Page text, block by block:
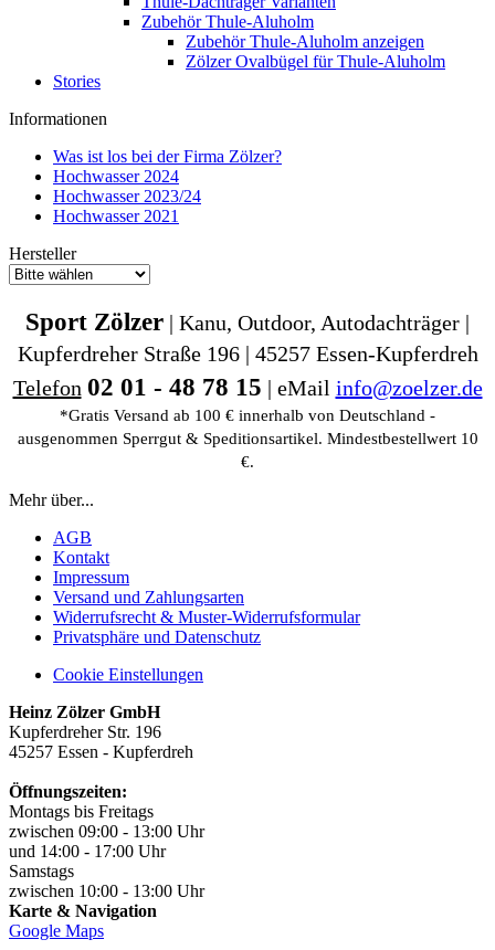
Zubehör Thule-Aluholm
Zubehör Thule-Aluholm anzeigen
Zölzer Ovalbügel für Thule-Aluholm
Stories
Informationen
Was ist los bei der Firma Zölzer?
Hochwasser 2024
Hochwasser 2023/24
Hochwasser 2021
Hersteller
Sport Zölzer | Kanu, Outdoor, Autodachträger |
Kupferdreher Straße 196 | 45257 Essen-Kupferdreh
Telefon 02 01 - 48 78 15 | eMail info@zoelzer.de
*Gratis Versand ab 100 € innerhalb von Deutschland -
ausgenommen Sperrgut & Speditionsartikel. Mindestbestellwert 10
€.
Mehr über...
AGB
Kontakt
Impressum
Versand und Zahlungsarten
Widerrufsrecht & Muster-Widerrufsformular
Privatsphäre und Datenschutz
Cookie Einstellungen
Heinz Zölzer GmbH
Kupferdreher Str. 196
45257 Essen - Kupferdreh
Öffnungszeiten:
Montags bis Freitags
zwischen 09:00 - 13:00 Uhr
und 14:00 - 17:00 Uhr
Samstags
zwischen 10:00 - 13:00 Uhr
Karte & Navigation
Google Maps